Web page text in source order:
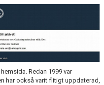
Redan 1999 var
har också varit flitigt uppdaterad,